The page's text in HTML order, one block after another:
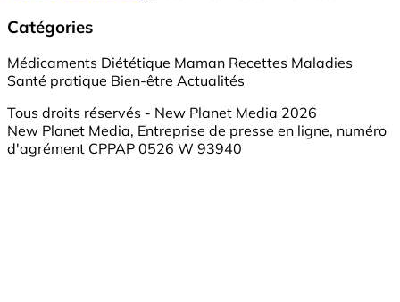
Catégories
Médicaments Diététique Maman Recettes Maladies
Santé pratique Bien-être Actualités
Tous droits réservés - New Planet Media 2026
New Planet Media, Entreprise de presse en ligne, numéro
d'agrément CPPAP 0526 W 93940